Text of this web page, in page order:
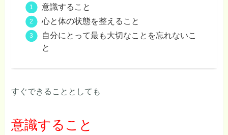
意識すること
心と体の状態を整えること
自分にとって最も大切なことを忘れないこ
と
すぐできることとしても
意識すること